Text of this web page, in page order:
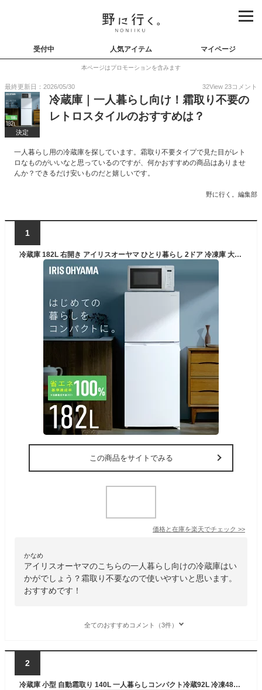
受付中 人気アイテム マイページ
本ページはプロモーションを含みます
最終更新日：2026/05/30 32View 23コメント
決定
冷蔵庫｜一人暮らし向け！霜取り不要の
レトロスタイルのおすすめは？
一人暮らし用の冷蔵庫を探しています。霜取り不要タイプで見た目がレト
ロなものがいいなと思っているのですが、何かおすすめの商品はありませ
んか？できるだけ安いものだと嬉しいです。
野に行く。編集部
1
冷蔵庫 182L 右開き アイリスオーヤマ ひとり暮らし 2ドア 冷凍庫 大きめ 霜取り不要 自動霜取り ファン式 一人暮らし 大容量冷凍室 新生活 冷凍冷蔵庫 IRSN-18A-W *
この商品をサイトでみる
価格と在庫を楽天でチェック >>
かなめ
アイリスオーヤマのこちらの一人暮らし向けの冷蔵庫はい
かがでしょう？霜取り不要なので使いやすいと思います。
おすすめです！
全てのおすすめコメント（3件）
2
冷蔵庫 小型 自動霜取り 140L 一人暮らしコンパクト冷蔵92L 冷凍48L ZFR-F140 ホワイト ファン式 霜取り不要 右開き 家庭用 冷凍 冷凍庫 一人暮らし オフィス 給湯室 新生活 おしゃれ コンパクト 山善 YAMAZEN 【送料無料】